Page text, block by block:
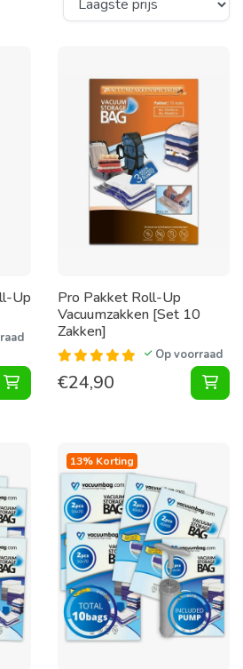
Up
Vacuumzak Roll-Up 60X80 [Per
Pro Pakket Roll-Up
Vacuumzakken [Set 10
Zakken]
Op voorraad
€24,90
13% Korting